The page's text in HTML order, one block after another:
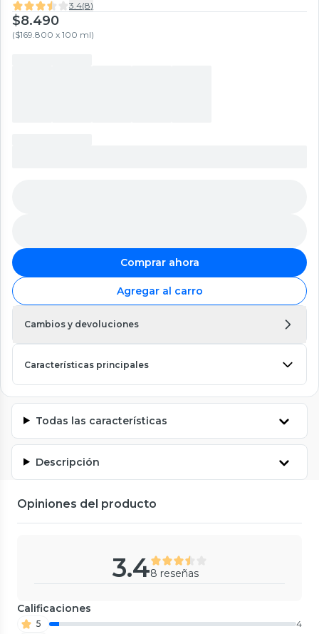
3.4(8)
$8.490
($169.800 x 100 ml)
Comprar ahora
Agregar al carro
Cambios y devoluciones
Características principales
Todas las características
Descripción
Opiniones del producto
3.48 reseñas
Calificaciones
5
4